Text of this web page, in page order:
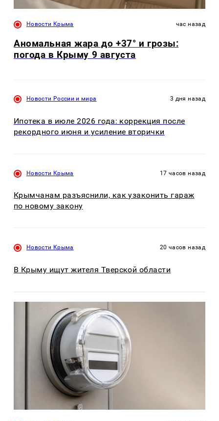
Новости Крыма час назад
Аномальная жара до +37° и грозы:
погода в Крыму 9 августа
Новости России и мира 3 дня назад
Ипотека в июле 2026 года: коррекция после
рекордного июня и усиление вторички
Новости Крыма 17 часов назад
Крымчанам разъяснили, как узаконить гараж
по новому закону
Новости Крыма 20 часов назад
В Крыму ищут жителя Тверской области